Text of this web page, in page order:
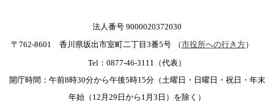
法人番号 9000020372030
〒762-8601 香川県坂出市室町二丁目3番5号
（市役所への行き方）
Tel：0877-46-3111（代表）
開庁時間：午前8時30分から午後5時15分（土曜日・日曜日・祝日・年末
年始（12月29日から1月3日）を除く）